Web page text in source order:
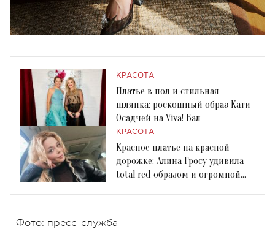
КРАСОТА
Платье в пол и стильная
шляпка: роскошный образ Кати
Осадчей на Viva! Бал
КРАСОТА
Красное платье на красной
дорожке: Алина Гросу удивила
total red образом и огромной
Фото: пресс-служба